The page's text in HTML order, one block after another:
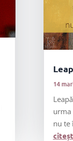
14
urma
nu te